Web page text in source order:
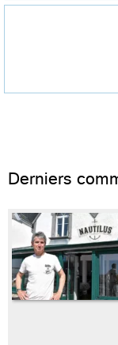
Derniers